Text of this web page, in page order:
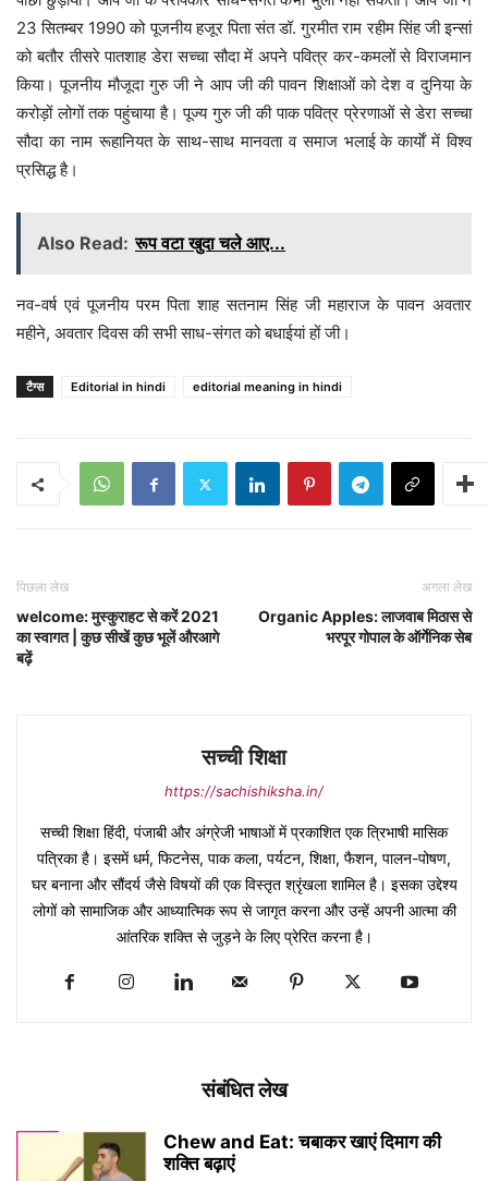
23 सितम्बर 1990 को पूजनीय हजूर पिता संत डॉ. गुरमीत राम रहीम सिंह जी इन्सां
को बतौर तीसरे पातशाह डेरा सच्चा सौदा में अपने पवित्र कर-कमलों से विराजमान
किया। पूजनीय मौजूदा गुरु जी ने आप जी की पावन शिक्षाओं को देश व दुनिया के
करोड़ों लोगों तक पहुंचाया है। पूज्य गुरु जी की पाक पवित्र प्रेरणाओं से डेरा सच्चा
सौदा का नाम रूहानियत के साथ-साथ मानवता व समाज भलाई के कार्याें में विश्व
प्रसिद्ध है।
Also Read: रूप वटा खुदा चले आए...
नव-वर्ष एवं पूजनीय परम पिता शाह सतनाम सिंह जी महाराज के पावन अवतार
महीने, अवतार दिवस की सभी साध-संगत को बधाईयां हों जी।
टैग्स Editorial in hindi editorial meaning in hindi
पिछला लेख
welcome: मुस्कुराहट से करें 2021
का स्वागत | कुछ सीखें कुछ भूलें औरआगे
बढ़ें
अगला लेख
Organic Apples: लाजवाब मिठास से
भरपूर गोपाल के ऑर्गेनिक सेब
सच्ची शिक्षा
https://sachishiksha.in/
सच्ची शिक्षा हिंदी, पंजाबी और अंग्रेजी भाषाओं में प्रकाशित एक त्रिभाषी मासिक
पत्रिका है। इसमें धर्म, फिटनेस, पाक कला, पर्यटन, शिक्षा, फैशन, पालन-पोषण,
घर बनाना और सौंदर्य जैसे विषयों की एक विस्तृत श्रृंखला शामिल है। इसका उद्देश्य
लोगों को सामाजिक और आध्यात्मिक रूप से जागृत करना और उन्हें अपनी आत्मा की
आंतरिक शक्ति से जुड़ने के लिए प्रेरित करना है।
संबंधित लेख
Chew and Eat: चबाकर खाएं दिमाग की
शक्ति बढ़ाएं